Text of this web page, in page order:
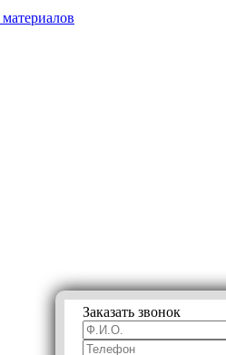
материалов
Заказать звонок